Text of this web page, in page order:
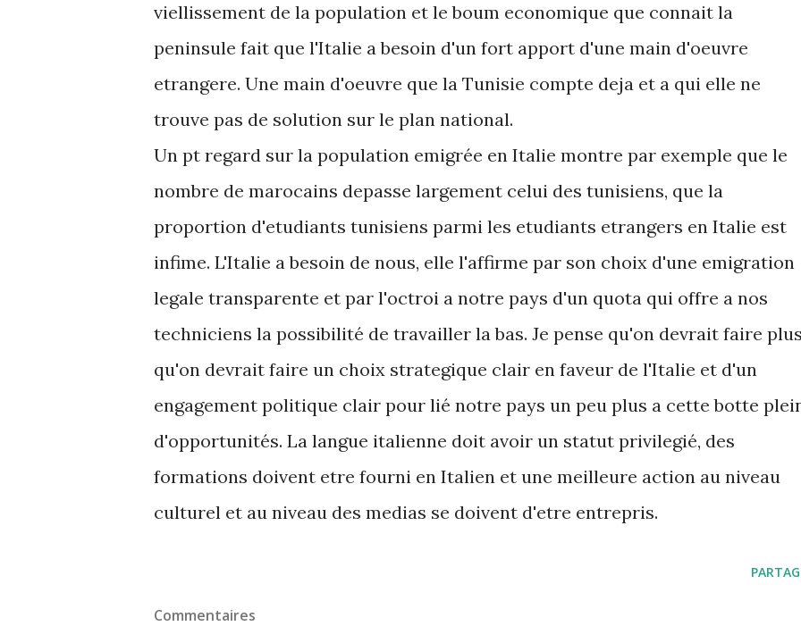
viellissement de la population et le boum economique que connait la
peninsule fait que l'Italie a besoin d'un fort apport d'une main d'oeuvre
etrangere. Une main d'oeuvre que la Tunisie compte deja et a qui elle ne
trouve pas de solution sur le plan national.
Un pt regard sur la population emigrée en Italie montre par exemple que le
nombre de marocains depasse largement celui des tunisiens, que la
proportion d'etudiants tunisiens parmi les etudiants etrangers en Italie est
infime. L'Italie a besoin de nous, elle l'affirme par son choix d'une emigration
legale transparente et par l'octroi a notre pays d'un quota qui offre a nos
techniciens la possibilité de travailler la bas. Je pense qu'on devrait faire
qu'on devrait faire un choix strategique clair en faveur de l'Italie et d'un
engagement politique clair pour lié notre pays un peu plus a cette botte
d'opportunités. La langue italienne doit avoir un statut privilegié, des
formations doivent etre fourni en Italien et une meilleure action au niveau
culturel et au niveau des medias se doivent d'etre entrepris.
Commentaires